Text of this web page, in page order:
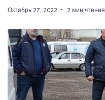
Октябрь 27, 2022 2 мин чтения